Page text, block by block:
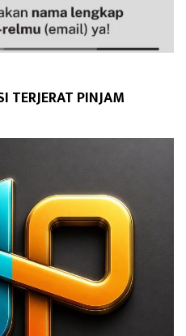
TERJERAT PINJAM